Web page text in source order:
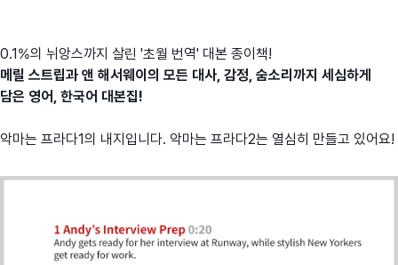
0.1%의 뉘앙스까지 살린 '초월 번역' 대본 종이책!
메릴 스트립과 앤 해서웨이의 모든 대사, 감정, 숨소리까지 세심하게
담은 영어, 한국어 대본집!
악마는 프라다1의 내지입니다. 악마는 프라다2는 열심히 만들고 있어요!